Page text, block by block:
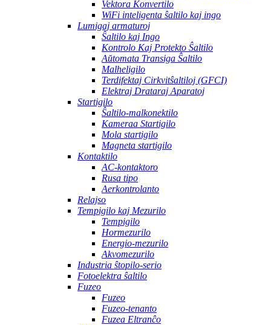
Vektora Konvertilo
WiFi inteligenta ŝaltilo kaj ingo
Lumigaj armaturoj
Ŝaltilo kaj Ingo
Kontrolo Kaj Protekto Ŝaltilo
Aŭtomata Transiga Ŝaltilo
Malheligilo
Terdifektaj Cirkvitŝaltiloj (GFCI)
Elektraj Drataraj Aparatoj
Startigilo
Ŝaltilo-malkonektilo
Kameraa Startigilo
Mola startigilo
Magneta startigilo
Kontaktilo
AC-kontaktoro
Rusa tipo
Aerkontrolanto
Relajso
Tempigilo kaj Mezurilo
Tempigilo
Hormezurilo
Energio-mezurilo
Akvomezurilo
Industria ŝtopilo-serio
Fotoelektra ŝaltilo
Fuzeo
Fuzeo
Fuzeo-tenanto
Fuzea Eltranĉo